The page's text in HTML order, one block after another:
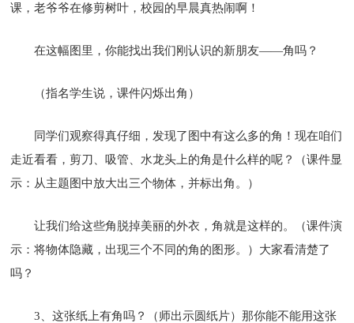
课，老爷爷在修剪树叶，校园的早晨真热闹啊！
在这幅图里，你能找出我们刚认识的新朋友——角吗？
（指名学生说，课件闪烁出角）
同学们观察得真仔细，发现了图中有这么多的角！现在咱们
走近看看，剪刀、吸管、水龙头上的角是什么样的呢？（课件显
示：从主题图中放大出三个物体，并标出角。）
让我们给这些角脱掉美丽的外衣，角就是这样的。（课件演
示：将物体隐藏，出现三个不同的角的图形。）大家看清楚了
吗？
3、这张纸上有角吗？（师出示圆纸片）那你能不能用这张